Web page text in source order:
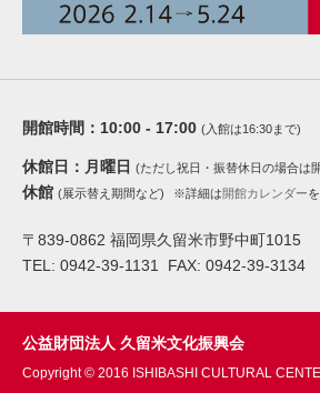
開館時間： 10:00 - 17:00 (入館は16:30まで)
休館日： 月曜日 (ただし祝日・振替休日の場合は
休館 (展示替え期間など) ※詳細は開館カレンダー
〒839-0862 福岡県久留米市野中町1015
TEL: 0942-39-1131 FAX: 0942-39-3134
公益財団法人 久留米文化振興会
Copyright © 2016 ISHIBASHI CULTURAL